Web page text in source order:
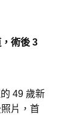
術後 3
49 歲新
片，首